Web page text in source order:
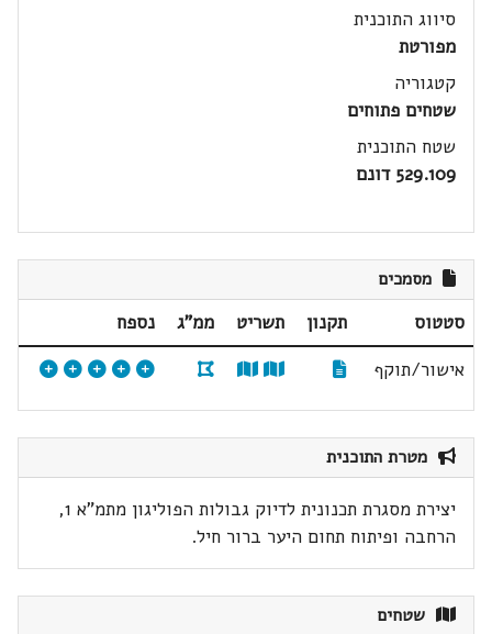
סיווג התוכנית
מפורטת
קטגוריה
שטחים פתוחים
שטח התוכנית
529.109 דונם
מסמכים
סטטוס תקנון תשריט ממ"ג
נספח
אישור/תוקף
מטרת התוכנית
יצירת מסגרת תכנונית לדיוק גבולות הפוליגון מתמ"א 1,
הרחבה ופיתוח תחום היער ברור חיל.
שטחים